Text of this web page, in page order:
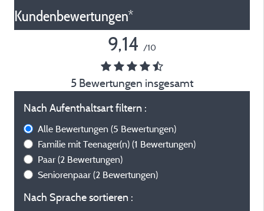
Kundenbewertungen*
9,14 /10
5 Bewertungen insgesamt
Nach Aufenthaltsart filtern :
Alle Bewertungen (5 Bewertungen)
Familie mit Teenager(n) (1 Bewertungen)
Paar (2 Bewertungen)
Seniorenpaar (2 Bewertungen)
Nach Sprache sortieren :